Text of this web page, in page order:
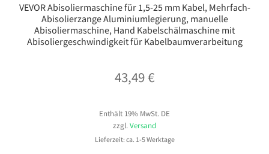
VEVOR Abisoliermaschine für 1,5-25 mm Kabel, Mehrfach-
Abisolierzange Aluminiumlegierung, manuelle
Abisoliermaschine, Hand Kabelschälmaschine mit
Abisoliergeschwindigkeit für Kabelbaumverarbeitung
43,49€
Enthält 19% MwSt. DE
zzgl. Versand
Lieferzeit: ca. 1-5 Werktage